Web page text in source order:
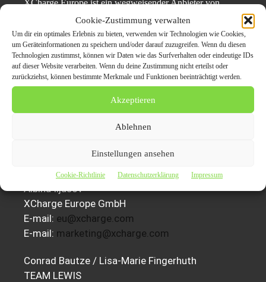
Cookie-Zustimmung verwalten
Um dir ein optimales Erlebnis zu bieten, verwenden wir Technologien wie Cookies,
um Geräteinformationen zu speichern und/oder darauf zuzugreifen. Wenn du diesen
Technologien zustimmst, können wir Daten wie das Surfverhalten oder eindeutige IDs
auf dieser Website verarbeiten. Wenn du deine Zustimmung nicht erteilst oder
zurückziehst, können bestimmte Merkmale und Funktionen beeinträchtigt werden.
Akzeptieren
Ablehnen
Einstellungen ansehen
Cookie-Richtlinie Datenschutzerklärung Impressum
XCharge Europe ist ein wegweisender Anbieter von
leistungsstarken und batteriegestützten Ladelösungen. Seit
2017 unterstützt das Unternehmen führende Firmen der
Branche mit hochmodernen Ladelösungen und
zuverlässigen After-Sales-Services. Mit dem Hauptsitz in
Hamburg und dem SGS-Labor in Madrid, Spanien, hat
sich XCharge Europe der Einhaltung strenger
Qualitätsstandards verschrieben. Das Unternehmen hat
Weiterentwicklung des Ladebetriebs auszubauen.
Albina Iljasov
XCharge Europe GmbH
E-mail: eu@xcharge.com
E-mail: marketing@xcharge.com
Conrad Bautze / Lisa-Marie Fingerhuth
TEAM LEWIS